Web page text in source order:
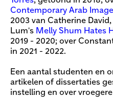
Contemporary Arab
2003 van Catherine
Lum's Melly Shum Hates
2019 - 2020; over
in 2021 - 2022.
Een aantal studenten en
artikelen of dissertaties
instelling en over